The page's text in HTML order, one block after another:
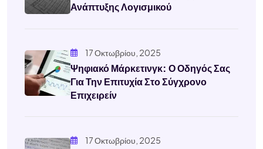
Ανάπτυξης Λογισμικού
17 Οκτωβρίου, 2025
Ψηφιακό Μάρκετινγκ: Ο Οδηγός Σας
Για Την Επιτυχία Στο Σύγχρονο
Επιχειρείν
17 Οκτωβρίου, 2025